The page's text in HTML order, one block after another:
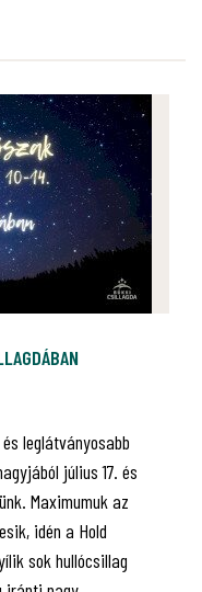
leglátványosabb
július 17. és
Maximumuk az
idén a Hold
sok hullócsillag